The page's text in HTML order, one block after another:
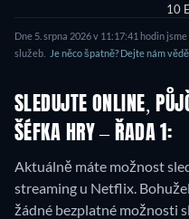
10
Dne 5. srpna 2026 v 11:17:41 hodin
služeb.
Je něco špatně? Dejte nám
SLEDUJTE ONLINE,
ŠÉFKA HRY – ŘADA 1:
Aktuálně máte možnost
streaming u Netflix.
žádné bezplatné možnosti